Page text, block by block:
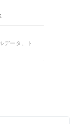
データ、ト